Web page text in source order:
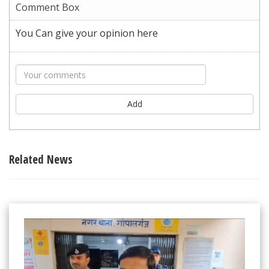
Comment Box
You Can give your opinion here
Add
Related News